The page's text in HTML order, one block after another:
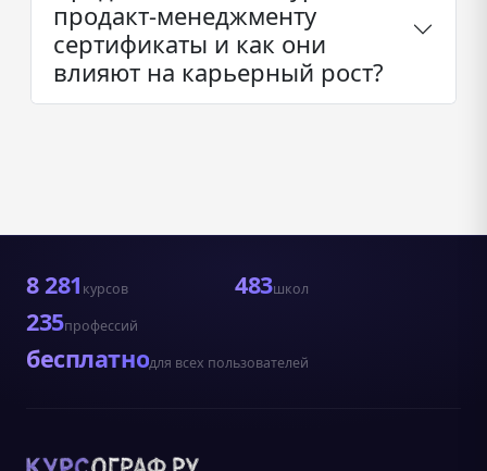
продакт-менеджменту
сертификаты и как они
влияют на карьерный рост?
8 281 курсов 483школ
235профессий
бесплатнодля всех пользователей